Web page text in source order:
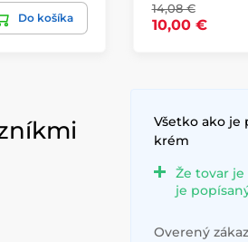
Do košíka
14,08 €
10,00 €
Všetko ako je
krém
Že tovar
je
Overený